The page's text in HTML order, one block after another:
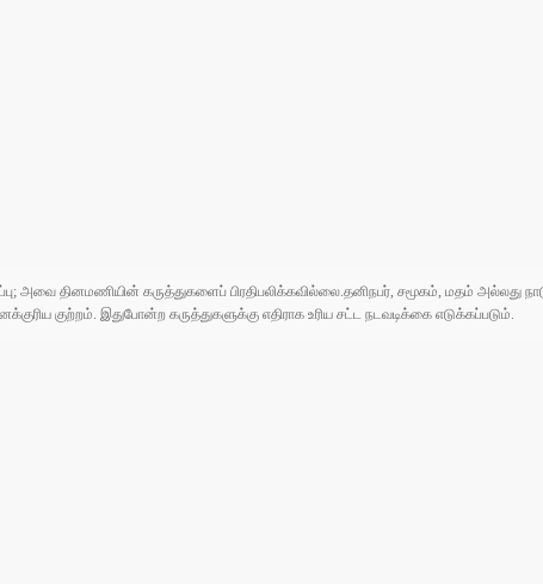
அவை தினமணியின் கருத்துகளைப் பிரதிபலிக்கவில்லை.தனிநபர், சமூகம், மதம் அல்லது
குற்றம். இதுபோன்ற கருத்துகளுக்கு எதிராக உரிய சட்ட நடவடிக்கை எடுக்கப்படும்.